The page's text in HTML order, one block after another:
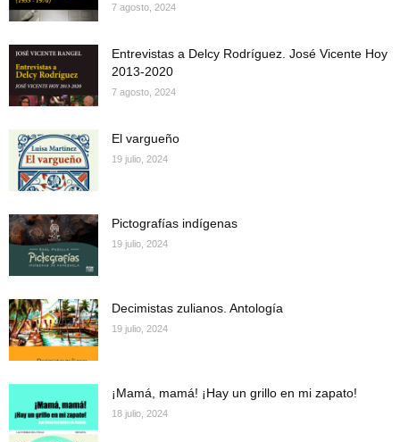
7 agosto, 2024
Entrevistas a Delcy Rodríguez. José Vicente Hoy
2013-2020
7 agosto, 2024
El vargueño
19 julio, 2024
Pictografías indígenas
19 julio, 2024
Decimistas zulianos. Antología
19 julio, 2024
¡Mamá, mamá! ¡Hay un grillo en mi zapato!
18 julio, 2024